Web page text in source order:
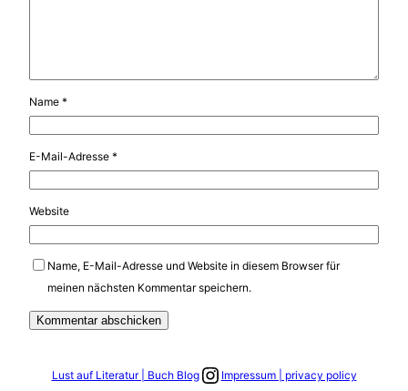
Name *
E-Mail-Adresse *
Website
Name, E-Mail-Adresse und Website in diesem Browser für
meinen nächsten Kommentar speichern.
Lust auf Literatur | Buch BlogLink zum Instagram Account
Impressum | privacy policy